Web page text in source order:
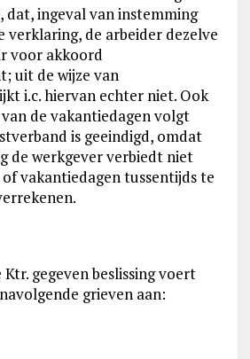
dat, ingeval van instemming
verklaring, de arbeider dezelve
voor akkoord
uit de wijze van
i.c. hiervan echter niet. Ook
de vakantiedagen volgt
is geeindigd, omdat
de werkgever verbiedt niet
vakantiedagen tussentijds te
gegeven beslissing voert
grieven aan: